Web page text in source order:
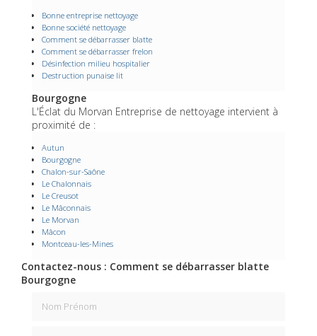
Bonne entreprise nettoyage
Bonne société nettoyage
Comment se débarrasser blatte
Comment se débarrasser frelon
Désinfection milieu hospitalier
Destruction punaise lit
Bourgogne
L'Éclat du Morvan Entreprise de nettoyage intervient à
proximité de :
Autun
Bourgogne
Chalon-sur-Saône
Le Chalonnais
Le Creusot
Le Mâconnais
Le Morvan
Mâcon
Montceau-les-Mines
Contactez-nous : Comment se débarrasser blatte
Bourgogne